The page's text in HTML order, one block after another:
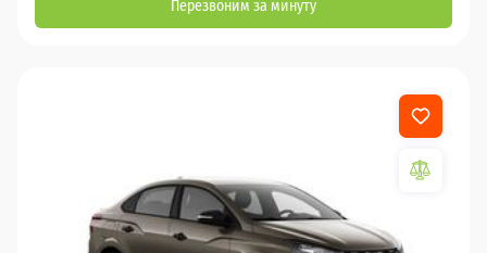
Перезвоним за минуту